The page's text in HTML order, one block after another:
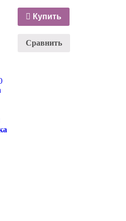
Купить
Сравнить